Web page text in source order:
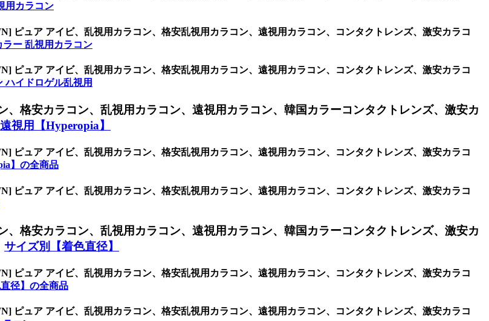
用カラコン
ピュア アイビ、乱視用カラコン、格安乱視用カラコン、遠視用カラコン、コンタクトレンズ、激安カラコ
ラー 乱視用カラコン
ピュア アイビ、乱視用カラコン、格安乱視用カラコン、遠視用カラコン、コンタクトレンズ、激安カラコ
ハイドロゲル乱視用
、格安カラコン、乱視用カラコン、遠視用カラコン、韓国カラーコンタクトレンズ、激安カ
遠視用【Hyperopia】
ピュア アイビ、乱視用カラコン、格安乱視用カラコン、遠視用カラコン、コンタクトレンズ、激安カラコ
】の全商品
ピュア アイビ、乱視用カラコン、格安乱視用カラコン、遠視用カラコン、コンタクトレンズ、激安カラコ
、格安カラコン、乱視用カラコン、遠視用カラコン、韓国カラーコンタクトレンズ、激安カ
サイズ別【着色直径】
ピュア アイビ、乱視用カラコン、格安乱視用カラコン、遠視用カラコン、コンタクトレンズ、激安カラコ
径】の全商品
ピュア アイビ、乱視用カラコン、格安乱視用カラコン、遠視用カラコン、コンタクトレンズ、激安カラコ